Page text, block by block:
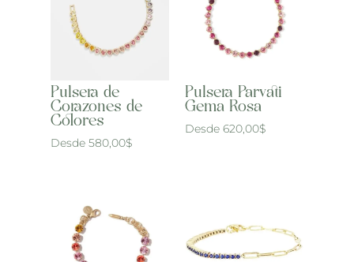
Pulsera de
Corazones de
Colores
Desde 580,00$
Pulsera Parvati
Gema Rosa
Desde 620,00$